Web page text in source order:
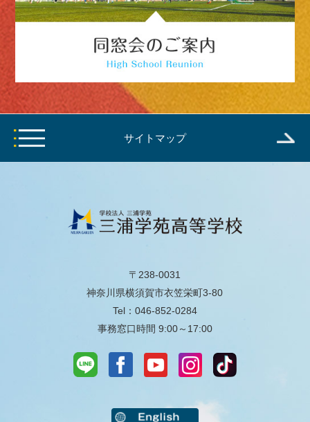
サイトマップ
〒238-0031
神奈川県横須賀市衣笠栄町3-80
Tel：046-852-0284
事務窓口時間 9:00～17:00